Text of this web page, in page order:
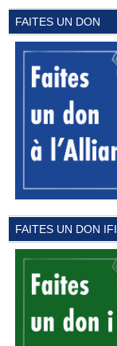
FAITES UN DON
FAITES UN DON IFI